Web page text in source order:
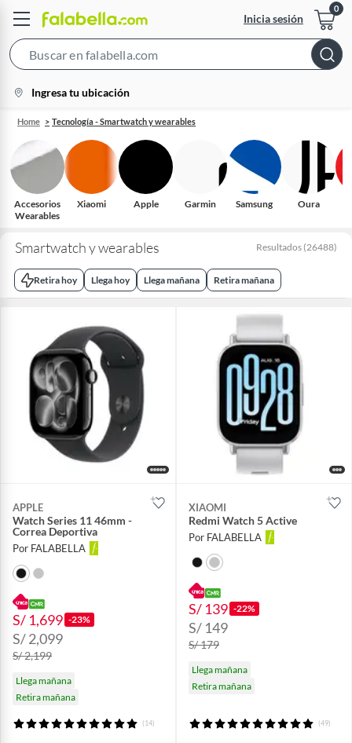
Inicia sesión
Bar
location-
icon
Ingresa tu ubicación
Home Tecnología - Smartwatch y wearables
Accesorios
Wearables
Xiaomi Apple Garmin Samsung Oura
Smartwatch y wearables Resultados (26488)
Retira hoy Llega hoy Llega mañana Retira mañana
APPLE
Watch Series 11 46mm -
Correa Deportiva
Por FALABELLA
S/ 1,699 -23%
S/ 2,099
S/ 2,199
Llega mañana
Retira mañana
(14)
XIAOMI
Redmi Watch 5 Active
Por FALABELLA
S/ 139 -22%
S/ 149
S/ 179
Llega mañana
Retira mañana
(49)